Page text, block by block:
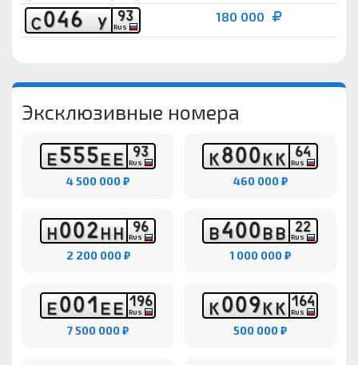
С046 У 93
RUS
180 000
Эксклюзивные номера
Е555ЕЕ 93
RUS
4 500 000 ₽
К800КК 64
RUS
460 000 ₽
Н002НН 96
RUS
2 200 000 ₽
В400ВВ 22
RUS
1 000 000 ₽
Е001ЕЕ 196
RUS
7 500 000 ₽
К009КК 164
RUS
500 000 ₽